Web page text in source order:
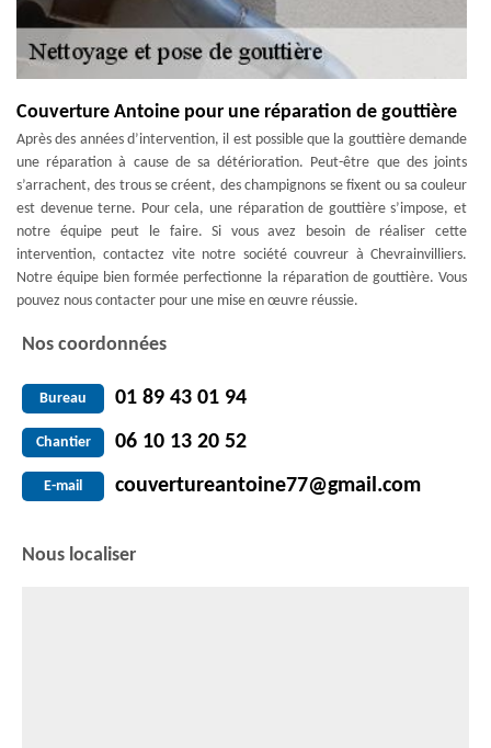
Couverture Antoine pour une réparation de gouttière
Après des années d’intervention, il est possible que la gouttière demande
une réparation à cause de sa détérioration. Peut-être que des joints
s’arrachent, des trous se créent, des champignons se fixent ou sa couleur
est devenue terne. Pour cela, une réparation de gouttière s’impose, et
notre équipe peut le faire. Si vous avez besoin de réaliser cette
intervention, contactez vite notre société couvreur à Chevrainvilliers.
Notre équipe bien formée perfectionne la réparation de gouttière. Vous
pouvez nous contacter pour une mise en œuvre réussie.
Nos coordonnées
Bureau 01 89 43 01 94
Chantier 06 10 13 20 52
E-mail couvertureantoine77@gmail.com
Nous localiser